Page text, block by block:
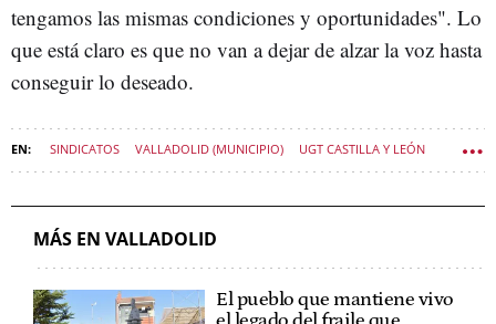
tengamos las mismas condiciones y oportunidades". Lo
que está claro es que no van a dejar de alzar la voz hasta
conseguir lo deseado.
SINDICATOS VALLADOLID (MUNICIPIO) UGT CASTILLA Y LEÓN
POLÍTICA CASTILLA Y LEÓN
MÁS EN VALLADOLID
El pueblo que mantiene vivo